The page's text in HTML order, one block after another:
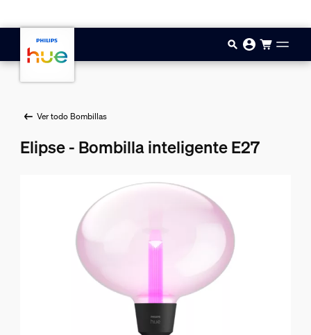
Ver todo Bombillas
Elipse - Bombilla inteligente E27